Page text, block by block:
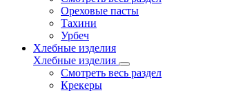
Ореховые пасты
Тахини
Урбеч
Хлебные изделия
Хлебные изделия
Смотреть весь раздел
Крекеры